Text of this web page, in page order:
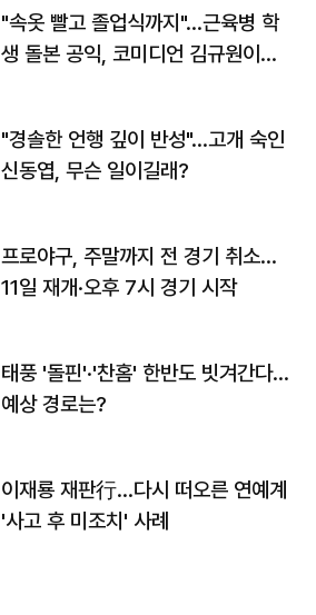
"속옷 빨고 졸업식까지"…근육병 학
생 돌본 공익, 코미디언 김규원이었
"경솔한 언행 깊이 반성"…고개 숙인
신동엽, 무슨 일이길래?
프로야구, 주말까지 전 경기 취소…
11일 재개·오후 7시 경기 시작
태풍 '돌핀'·'찬홈' 한반도 빗겨간다…
예상 경로는?
이재룡 재판行…다시 떠오른 연예계
'사고 후 미조치' 사례